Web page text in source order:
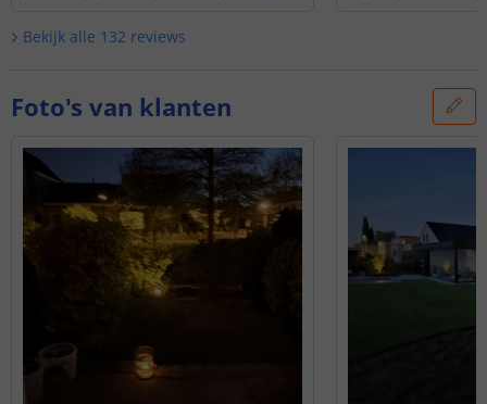
uks
Bekijk alle 132 reviews
Foto's van klanten